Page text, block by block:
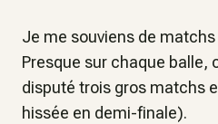
Je me souviens de
Presque sur chaque balle,
disputé trois gros matchs
hissée en demi-finale).